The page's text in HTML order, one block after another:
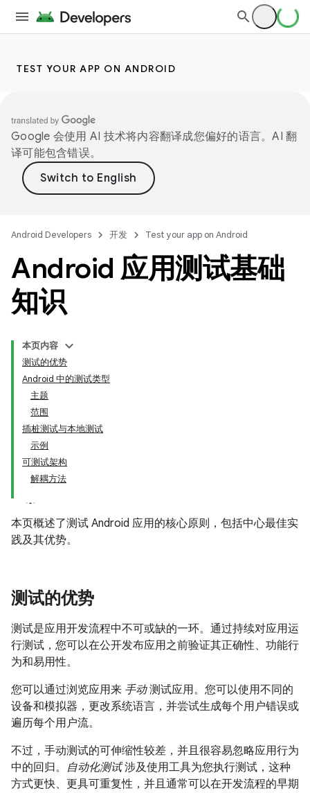
TEST YOUR APP ON ANDROID
Google 会使用 AI 技术将内容翻译成您偏好的语言。AI 翻
译可能包含错误。
Android Developers 开发 Test your app on Android
Android 应用测试基础
知识
本页内容
测试的优势
Android 中的测试类型
主题
范围
插桩测试与本地测试
示例
可测试架构
解耦方法
本页概述了测试 Android 应用的核心原则，包括中心最佳实
践及其优势。
测试的优势
测试是应用开发流程中不可或缺的一环。通过持续对应用运
行测试，您可以在公开发布应用之前验证其正确性、功能行
为和易用性。
您可以通过浏览应用来 手动测试应用。您可以使用不同的
设备和模拟器，更改系统语言，并尝试生成每个用户错误或
遍历每个用户流。
不过，手动测试的可伸缩性较差，并且很容易忽略应用行为
中的回归。 自动化测试涉及使用工具为您执行测试，这种
方式更快、更具可重复性，并且通常可以在开发流程的早期